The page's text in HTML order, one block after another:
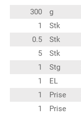
300 g
1
Stk
0.5
Stk
5
Stk
1
Stg
1
EL
1
Prise
1
Prise